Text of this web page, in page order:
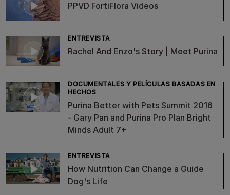
PPVD FortiFlora Videos
ENTREVISTA
Rachel And Enzo's Story | Meet Purina
DOCUMENTALES Y PELÍCULAS BASADAS EN
HECHOS
Purina Better with Pets Summit 2016
- Gary Pan and Purina Pro Plan Bright
Minds Adult 7+
ENTREVISTA
How Nutrition Can Change a Guide
Dog's Life